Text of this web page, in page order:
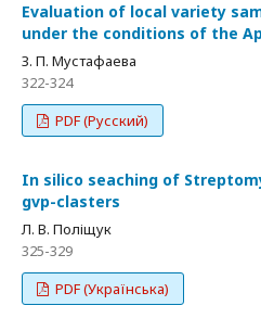
Evaluation of local variety
under the conditions of the
З. П. Мустафаева
322-324
PDF (Русский)
In silico seaching of
gvp-clasters
Л. В. Поліщук
325-329
PDF (Українська)